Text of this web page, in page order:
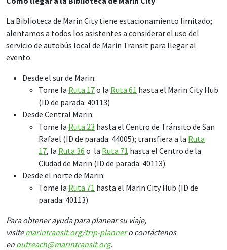
La Biblioteca de Marin City tiene estacionamiento limitado;
alentamos a todos los asistentes a considerar el uso del
servicio de autobús local de Marin Transit para llegar al
evento.
Desde el sur de Marin:
Tome la Ruta 17o la Ruta 61 hasta el Marin City Hub
(ID de parada: 40113)
Desde Central Marin:
Tome la Ruta 23 hasta el Centro de Tránsito de San
Rafael (ID de parada: 44005); transfiera a la Ruta
17, la Ruta 36 o la Ruta 71 hasta el Centro de la
Ciudad de Marin (ID de parada: 40113).
Desde el norte de Marin:
Tome la Ruta 71 hasta el Marin City Hub (ID de
parada: 40113)
Para obtener ayuda para planear su viaje,
visitemarintransit.org/trip-plannero contáctenos
en outreach@marintransit.org.